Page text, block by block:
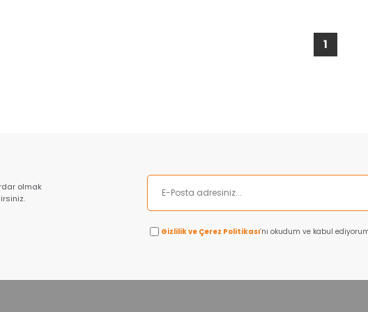
1
olmak
Gizlilik ve Çerez Politikası’nı okudum ve kabul